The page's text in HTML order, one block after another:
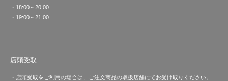
・18:00～20:00
・19:00～21:00
店頭受取
・店頭受取をご利用の場合は、ご注文商品の取扱店舗にてお受け取りください。